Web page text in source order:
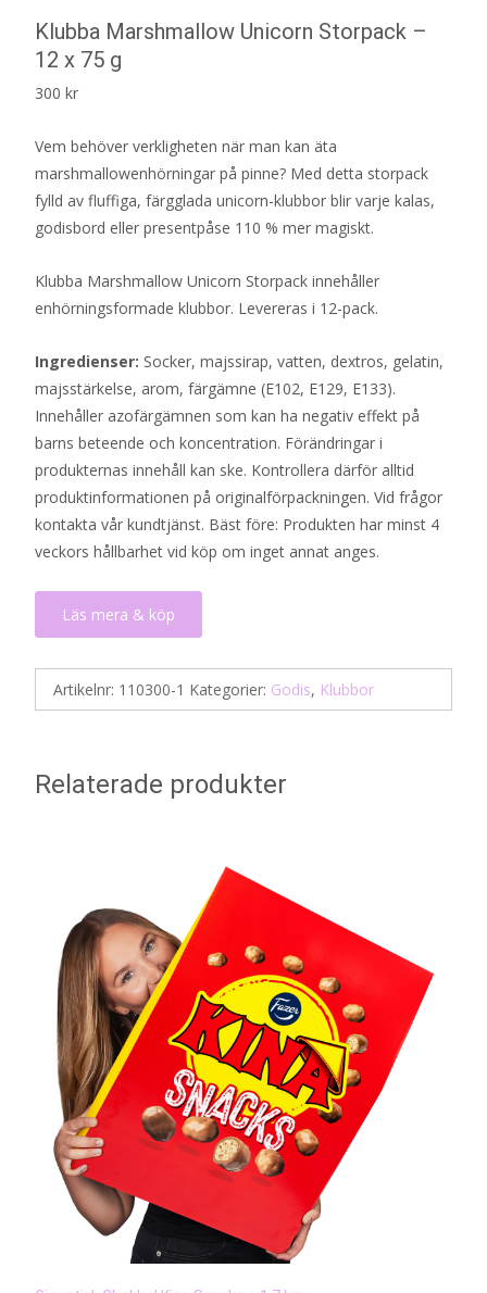
Klubba Marshmallow Unicorn Storpack –
12 x 75 g
300 kr
Vem behöver verkligheten när man kan äta
marshmallowenhörningar på pinne? Med detta storpack
fylld av fluffiga, färgglada unicorn-klubbor blir varje kalas,
godisbord eller presentpåse 110 % mer magiskt.
Klubba Marshmallow Unicorn Storpack innehåller
enhörningsformade klubbor. Levereras i 12-pack.
Ingredienser: Socker, majssirap, vatten, dextros, gelatin,
majsstärkelse, arom, färgämne (E102, E129, E133).
Innehåller azofärgämnen som kan ha negativ effekt på
barns beteende och koncentration. Förändringar i
produkternas innehåll kan ske. Kontrollera därför alltid
produktinformationen på originalförpackningen. Vid frågor
kontakta vår kundtjänst. Bäst före: Produkten har minst 4
veckors hållbarhet vid köp om inget annat anges.
Läs mera & köp
Artikelnr: 110300-1 Kategorier: Godis, Klubbor
Relaterade produkter